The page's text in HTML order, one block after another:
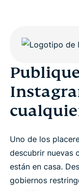
Uno de los
descubrir nuevas
están en casa.
gobiernos